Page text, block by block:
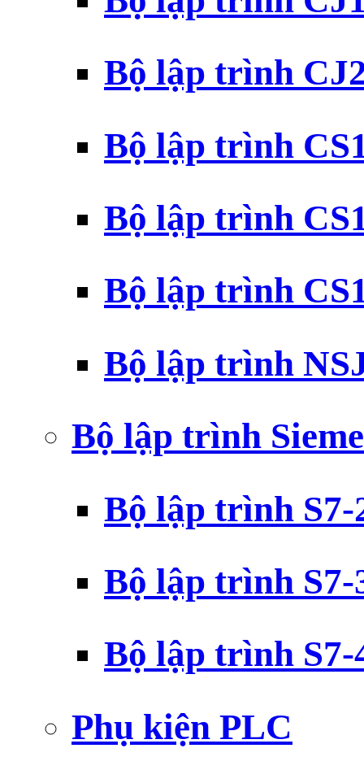
Bộ lập trình
Bộ lập trình
Bộ lập trình
Bộ lập trình
Bộ lập trình
Bộ lập trình
Bộ lập trình S7-
Bộ lập trình S7-
Bộ lập trình S7-
Phụ kiện PLC